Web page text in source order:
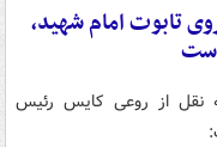
تابوت امام شهید،
نقل از روعی کایس رئیس